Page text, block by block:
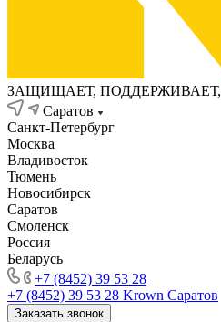
ЗАЩИЩАЕТ,
Саратов
Санкт-Петербург
Москва
Владивосток
Тюмень
Новосибирск
Саратов
Смоленск
Россия
Беларусь
+7 (8452) 39 53 28
+7 (8452) 39 53 28 Krown Саратов
Заказать звонок